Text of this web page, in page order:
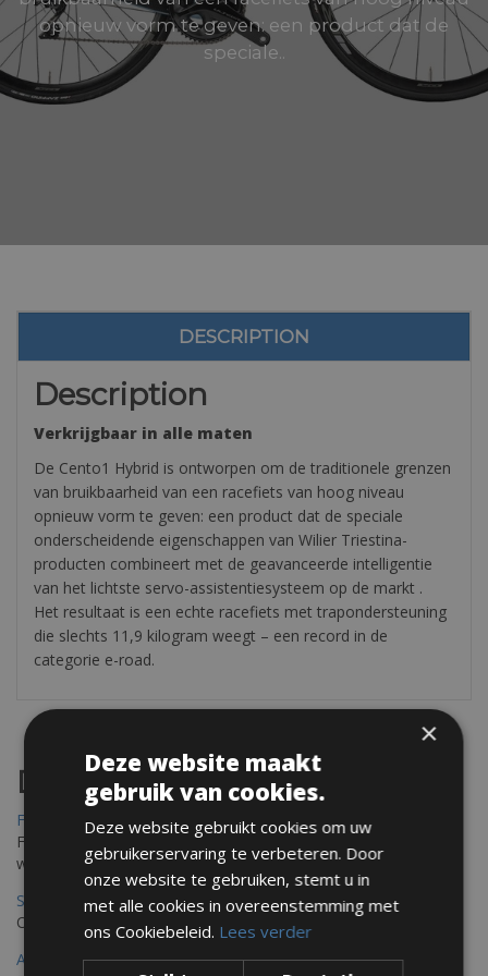
opnieuw vorm te geven: een product dat de
speciale..
DESCRIPTION
Description
Verkrijgbaar in alle maten
De Cento1 Hybrid is ontworpen om de traditionele grenzen
van bruikbaarheid van een racefiets van hoog niveau
opnieuw vorm te geven: een product dat de speciale
onderscheidende eigenschappen van Wilier Triestina-
producten combineert met de geavanceerde intelligentie
van het lichtste servo-assistentiesysteem op de markt .
Het resultaat is een echte racefiets met trapondersteuning
die slechts 11,9 kilogram weegt – een record in de
categorie e-road.
Destinations
Frejus Fietsverhuur
Fréjus en Saint-Raphaël liggen aan de Middellandse Zee en
worden omringd door het Massif de l'Esterel
Saint Raphael Fietsverhuur
Ontdek Saint Raphael, gelegen in het prachtige Var op uw fiets
Ajaccio Fietsverhuur
×
Deze website maakt
gebruik van cookies.
Deze website gebruikt cookies om uw
gebruikerservaring te verbeteren. Door
onze website te gebruiken, stemt u in
met alle cookies in overeenstemming met
ons Cookiebeleid. Lees verder